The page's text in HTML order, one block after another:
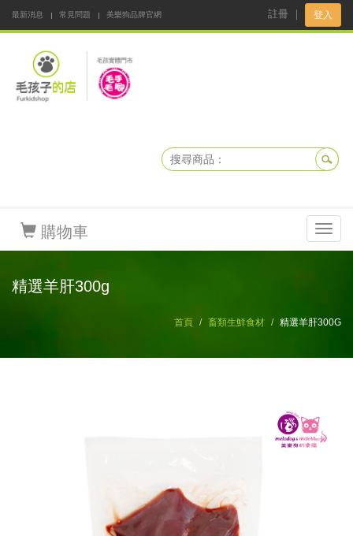
最新消息 常見問題
美樂狗品牌官網
註冊 登入
購物車
精選羊肝300g
首頁 畜類生鮮食材 精選羊肝300G